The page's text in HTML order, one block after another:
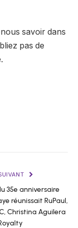
savoir dans
pas de
35e anniversaire
réunissait RuPaul,
Christina Aguilera